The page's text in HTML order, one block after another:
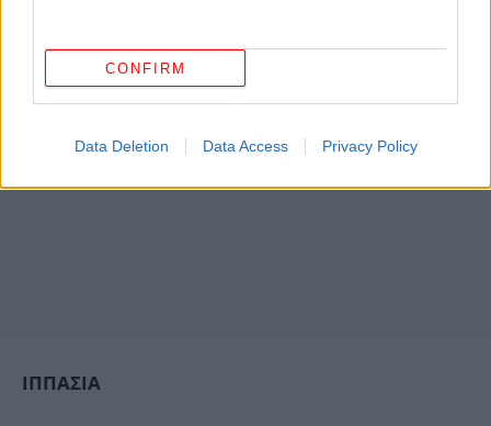
CONFIRM
Data Deletion Data Access Privacy Policy
ΙΠΠΑΣΙΑ